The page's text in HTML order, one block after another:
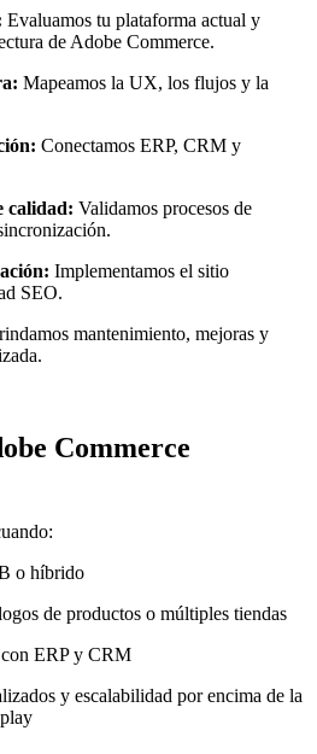
Evaluamos tu plataforma actual y
de Adobe Commerce.
Mapeamos la UX, los flujos y la
Conectamos ERP, CRM y
calidad: Validamos procesos de
Implementamos el sitio
SEO.
mantenimiento, mejoras y
Commerce
o híbrido
de productos o múltiples tiendas
ERP y CRM
y escalabilidad por encima de la